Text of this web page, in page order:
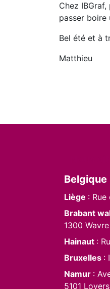
Chez
passer
Bel été et à
Matthieu
Belgique
Liège :
Brabant
1300 Wavre
Hainaut :
Bruxelles :
Namur :
5101 Loyers